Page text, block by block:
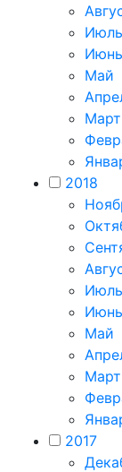
Июль
Июнь
Май
Март
2018
Июль
Июнь
Май
Март
2017